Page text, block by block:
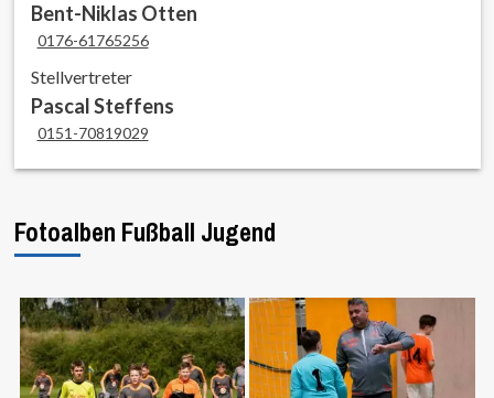
Bent-Niklas Otten
0176-61765256
Stellvertreter
Pascal Steffens
0151-70819029
Fotoalben Fußball Jugend